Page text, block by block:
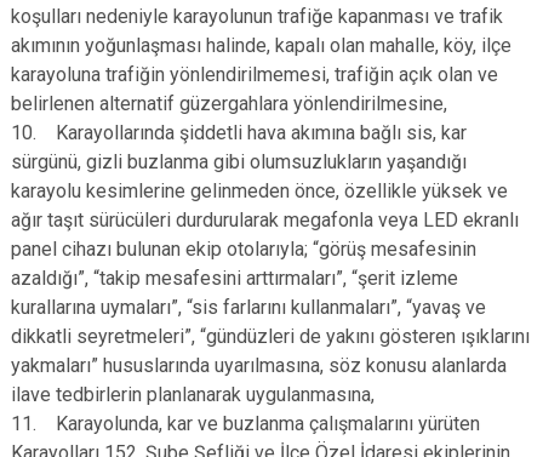
koşulları nedeniyle karayolunun trafiğe kapanması ve trafik
akımının yoğunlaşması halinde, kapalı olan mahalle, köy, ilçe
karayoluna trafiğin yönlendirilmemesi, trafiğin açık olan ve
belirlenen alternatif güzergahlara yönlendirilmesine,
10. Karayollarında şiddetli hava akımına bağlı sis, kar
sürgünü, gizli buzlanma gibi olumsuzlukların yaşandığı
karayolu kesimlerine gelinmeden önce, özellikle yüksek ve
ağır taşıt sürücüleri durdurularak megafonla veya LED ekranlı
panel cihazı bulunan ekip otolarıyla; “görüş mesafesinin
azaldığı”, “takip mesafesini arttırmaları”, “şerit izleme
kurallarına uymaları”, “sis farlarını kullanmaları”, “yavaş ve
dikkatli seyretmeleri”, “gündüzleri de yakını gösteren ışıklarını
yakmaları” hususlarında uyarılmasına, söz konusu alanlarda
ilave tedbirlerin planlanarak uygulanmasına,
11. Karayolunda, kar ve buzlanma çalışmalarını yürüten